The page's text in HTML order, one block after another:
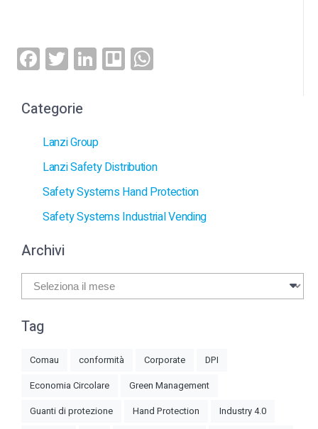
Facebook
Twitter
LinkedIn
Trello
Categorie
Lanzi Group
Lanzi Safety Distribution
Safety Systems Hand Protection
Safety Systems Industrial Vending
Archivi
Archivi
Tag
Comau conformità Corporate
DPI
Economia Circolare
Green Management
Guanti di protezione
Hand Protection
Industry 4.0